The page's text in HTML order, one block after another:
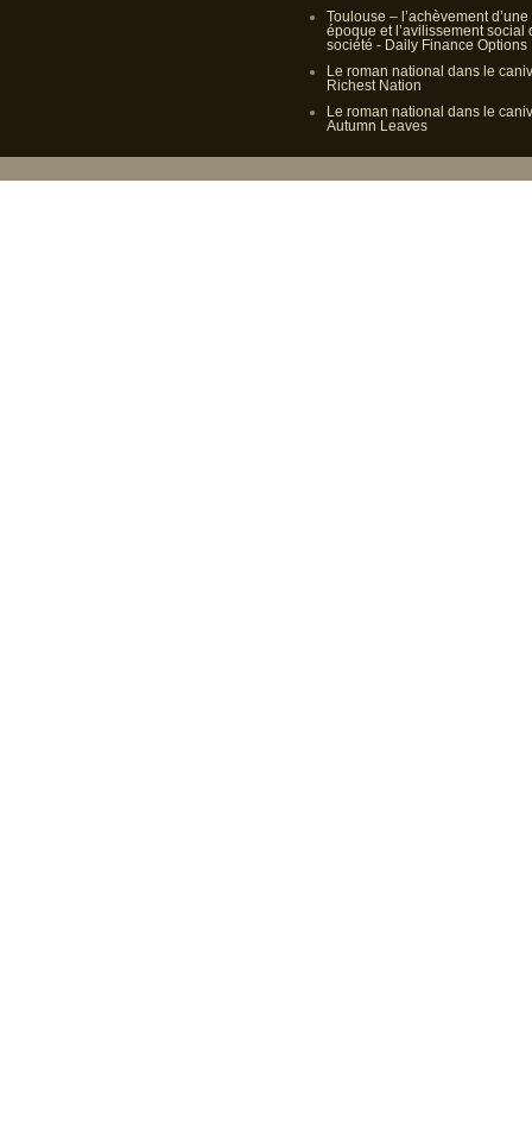
Toulouse – l’achèvement d’une
époque et l’avilissement social
société - Daily Finance Options
Le roman national dans le
Richest Nation
Le roman national dans le
Autumn Leaves